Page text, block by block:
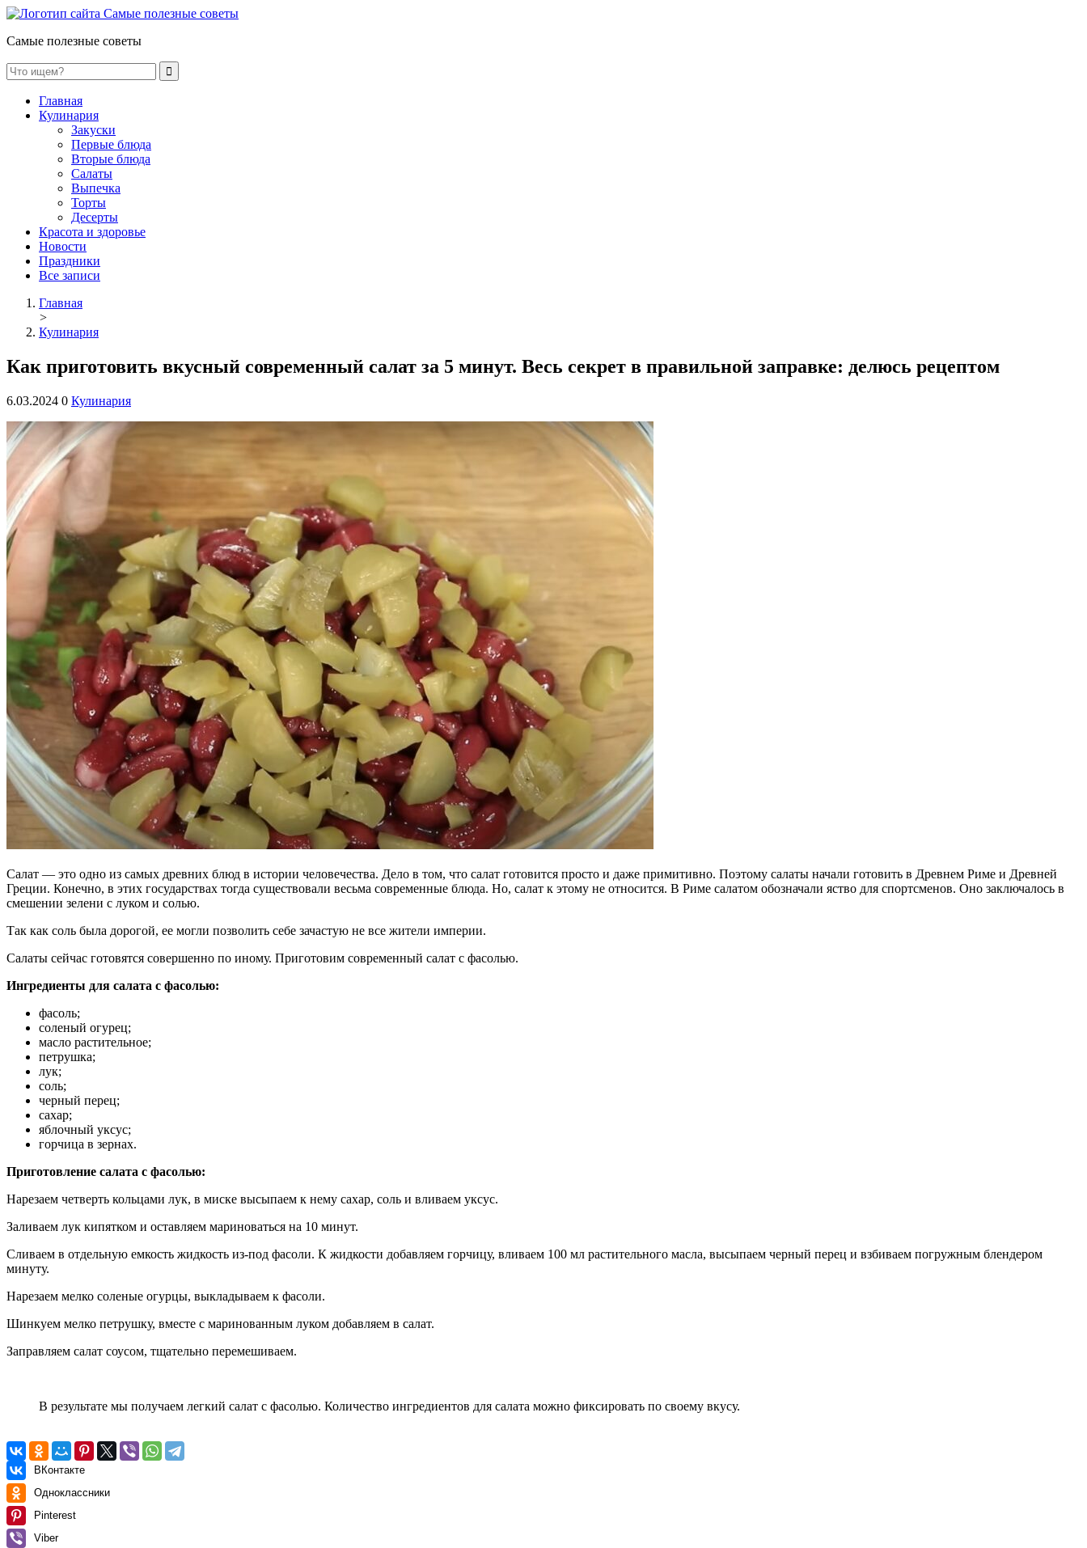
Самые полезные советы
Главная
Кулинария
Закуски
Первые блюда
Вторые блюда
Салаты
Выпечка
Торты
Десерты
Красота и здоровье
Новости
Праздники
Все записи
Главная
>
Кулинария
Как приготовить вкусный современный салат за 5 минут. Весь секрет в правильной заправке: делюсь рецептом
6.03.2024 0 Кулинария
Салат — это одно из самых древних блюд в истории человечества. Дело в том, что салат готовится просто и даже примитивно. Поэтому салаты начали готовить в Древнем Риме и Древней
Греции. Конечно, в этих государствах тогда существовали весьма современные блюда. Но, салат к этому не относится. В Риме салатом обозначали яство для спортсменов. Оно заключалось в
смешении зелени с луком и солью.
Так как соль была дорогой, ее могли позволить себе зачастую не все жители империи.
Салаты сейчас готовятся совершенно по иному. Приготовим современный салат с фасолью.
Ингредиенты для салата с фасолью:
фасоль;
соленый огурец;
масло растительное;
петрушка;
лук;
соль;
черный перец;
сахар;
яблочный уксус;
горчица в зернах.
Приготовление салата с фасолью:
Нарезаем четверть кольцами лук, в миске высыпаем к нему сахар, соль и вливаем уксус.
Заливаем лук кипятком и оставляем мариноваться на 10 минут.
Сливаем в отдельную емкость жидкость из-под фасоли. К жидкости добавляем горчицу, вливаем 100 мл растительного масла, высыпаем черный перец и взбиваем погружным блендером
минуту.
Нарезаем мелко соленые огурцы, выкладываем к фасоли.
Шинкуем мелко петрушку, вместе с маринованным луком добавляем в салат.
Заправляем салат соусом, тщательно перемешиваем.
В результате мы получаем легкий салат с фасолью. Количество ингредиентов для салата можно фиксировать по своему вкусу.
ВКонтакте
Одноклассники
Pinterest
Viber